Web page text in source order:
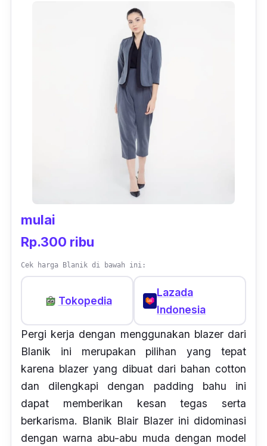
mulai
Rp.300 ribu
Cek harga Blanik di bawah ini:
Tokopedia
Lazada
Indonesia
Pergi kerja dengan menggunakan blazer dari
Blanik ini merupakan pilihan yang tepat
karena blazer yang dibuat dari bahan cotton
dan dilengkapi dengan padding bahu ini
dapat memberikan kesan tegas serta
berkarisma. Blanik Blair Blazer ini didominasi
dengan warna abu-abu muda dengan model